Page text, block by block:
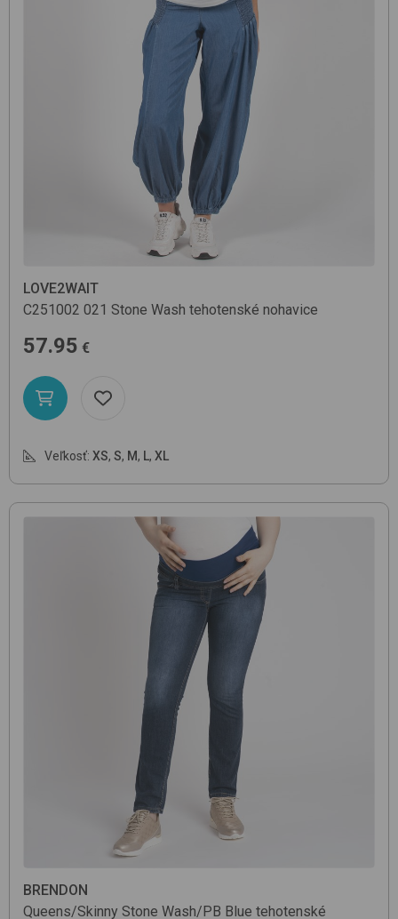
LOVE2WAIT
C251002 021 Stone Wash tehotenské nohavice
57.95 €
Veľkosť: XS, S, M, L, XL
BRENDON
Queens/Skinny Stone Wash/PB Blue tehotenské